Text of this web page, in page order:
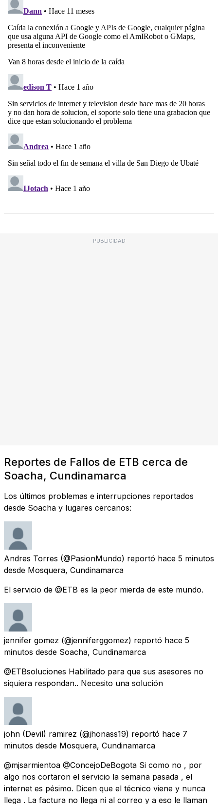
PUBLICIDAD
Reportes de Fallos de ETB cerca de
Soacha, Cundinamarca
Los últimos problemas e interrupciones reportados
desde Soacha y lugares cercanos:
Andres Torres (@PasionMundo) reportó hace 5 minutos
desde Mosquera, Cundinamarca
El servicio de @ETB es la peor mierda de este mundo.
jennifer gomez (@jenniferggomez) reportó hace 5
minutos desde Soacha, Cundinamarca
@ETBsoluciones Habilitado para que sus asesores no
siquiera respondan.. Necesito una solución
john (Devil) ramirez (@jhonass19) reportó hace 7
minutos desde Mosquera, Cundinamarca
@mjsarmientoa @ConcejoDeBogota Si como no , por
algo nos cortaron el servicio la semana pasada , el
internet es pésimo. Dicen que el técnico viene y nunca
llega . La factura no llega ni al correo y a eso le llaman